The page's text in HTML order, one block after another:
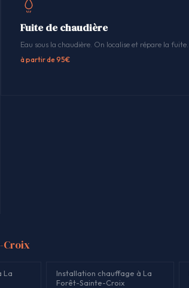
Fuite de chaudière
Eau sous la chaudière. On localise et répare la fuite.
à partir de 95€
Croix
La
Installation chauffage à La
Forêt-Sainte-Croix